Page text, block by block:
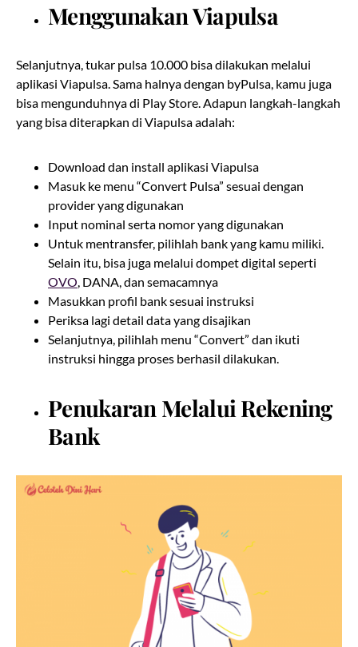
Menggunakan Viapulsa
Selanjutnya, tukar pulsa 10.000 bisa dilakukan melalui
aplikasi Viapulsa. Sama halnya dengan byPulsa, kamu juga
bisa mengunduhnya di Play Store. Adapun langkah-langkah
yang bisa diterapkan di Viapulsa adalah:
Download dan install aplikasi Viapulsa
Masuk ke menu “Convert Pulsa” sesuai dengan
provider yang digunakan
Input nominal serta nomor yang digunakan
Untuk mentransfer, pilihlah bank yang kamu miliki.
Selain itu, bisa juga melalui dompet digital seperti
OVO, DANA, dan semacamnya
Masukkan profil bank sesuai instruksi
Periksa lagi detail data yang disajikan
Selanjutnya, pilihlah menu “Convert” dan ikuti
instruksi hingga proses berhasil dilakukan.
Penukaran Melalui Rekening
Bank